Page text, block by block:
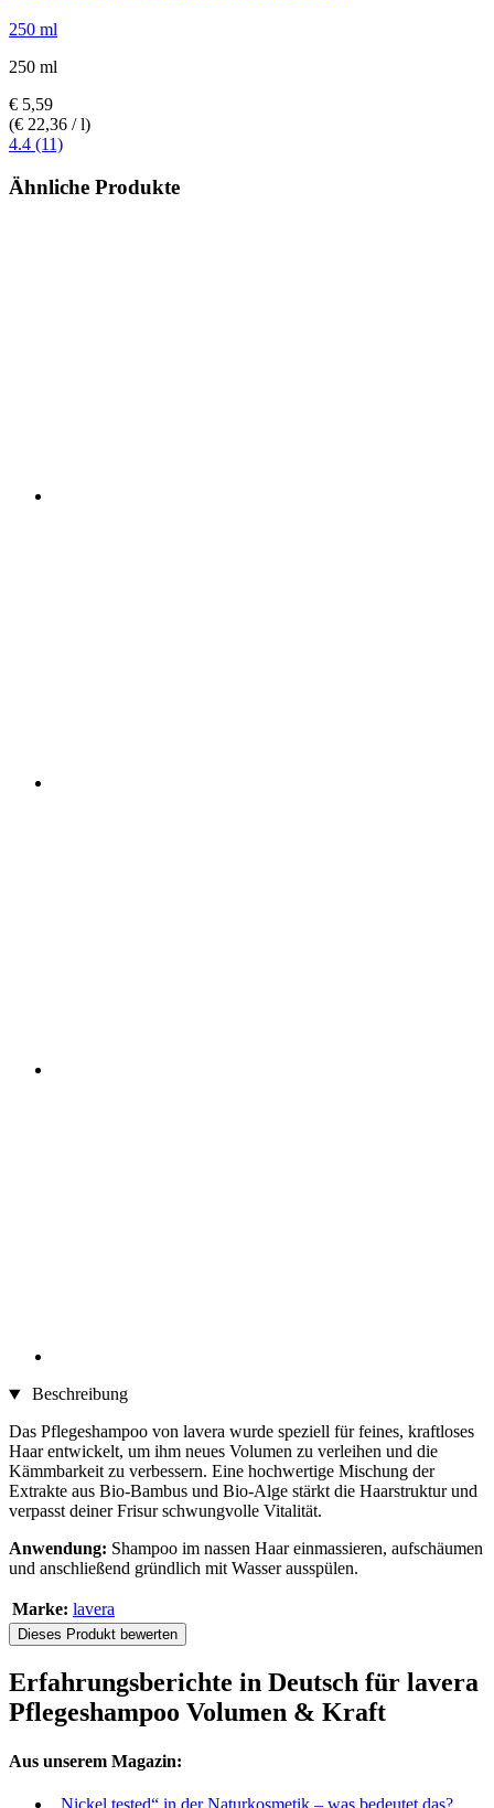
250 ml
250 ml
€ 5,59
(€ 22,36 / l)
4.4 (11)
Ähnliche Produkte
Beschreibung
Das Pflegeshampoo von lavera wurde speziell für feines, kraftloses
Haar entwickelt, um ihm neues Volumen zu verleihen und die
Kämmbarkeit zu verbessern. Eine hochwertige Mischung der
Extrakte aus Bio-Bambus und Bio-Alge stärkt die Haarstruktur und
verpasst deiner Frisur schwungvolle Vitalität.
Anwendung: Shampoo im nassen Haar einmassieren, aufschäumen
und anschließend gründlich mit Wasser ausspülen.
Marke: lavera
Dieses Produkt bewerten
Erfahrungsberichte in Deutsch für lavera
Pflegeshampoo Volumen & Kraft
Aus unserem Magazin:
„Nickel tested“ in der Naturkosmetik – was bedeutet das?